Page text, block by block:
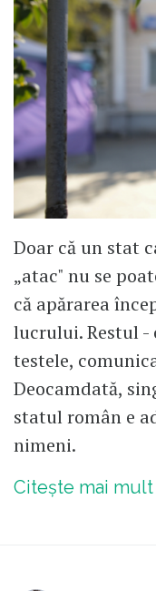
Doar că un stat
„atac" nu se
că apărarea
lucrului. Restul -
testele,
Deocamdată,
statul român e
nimeni.
Citește mai mult